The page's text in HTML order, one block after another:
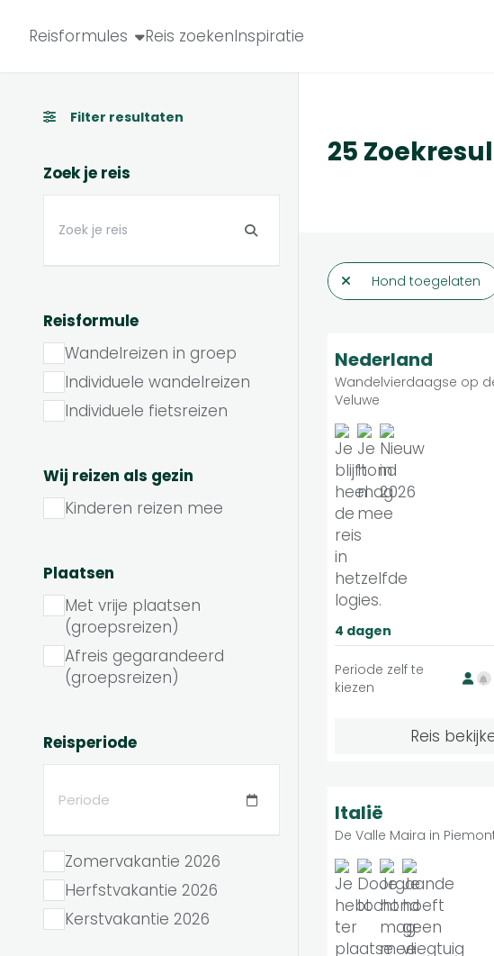
Reisformules
Reis zoekenInspiratie
Filter resultaten
Zoek je reis
Reisformule
Wandelreizen in groep
Individuele wandelreizen
Individuele fietsreizen
Wij reizen als gezin
Kinderen reizen mee
Plaatsen
Met vrije plaatsen
(groepsreizen)
Afreis gegarandeerd
(groepsreizen)
Reisperiode
Periode
Zomervakantie 2026
Herfstvakantie 2026
Kerstvakantie 2026
25
Hond toegelaten
10
Nederland
Wandelvierdaagse op
Veluwe
4 dagen
Periode zelf te
kiezen
Reis
9.3
Italië
De Valle Maira in